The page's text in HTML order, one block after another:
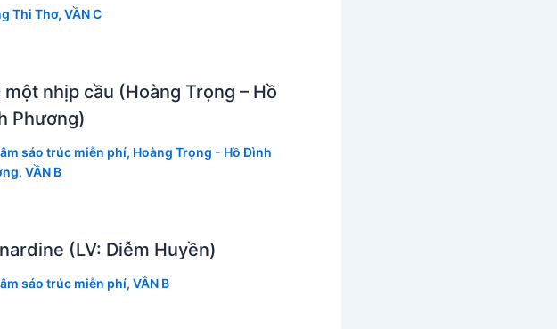
Thi Thơ, VẦN C
một nhịp cầu (Hoàng Trọng – Hồ
Phương)
sáo trúc miễn phí, Hoàng Trọng - Hồ Đình
, VẦN B
(LV: Diễm Huyền)
sáo trúc miễn phí, VẦN B